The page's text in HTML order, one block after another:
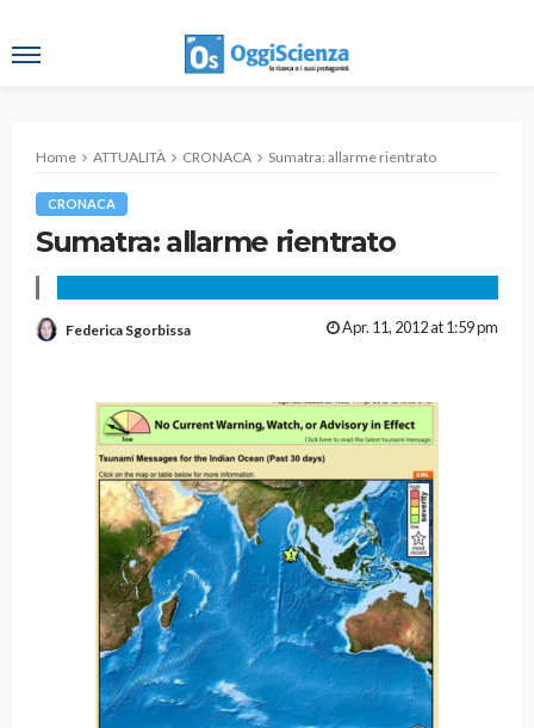
Home ATTUALITÀ CRONACA Sumatra: allarme rientrato
CRONACA
Sumatra: allarme rientrato
Federica Sgorbissa Apr. 11, 2012 at 1:59 pm